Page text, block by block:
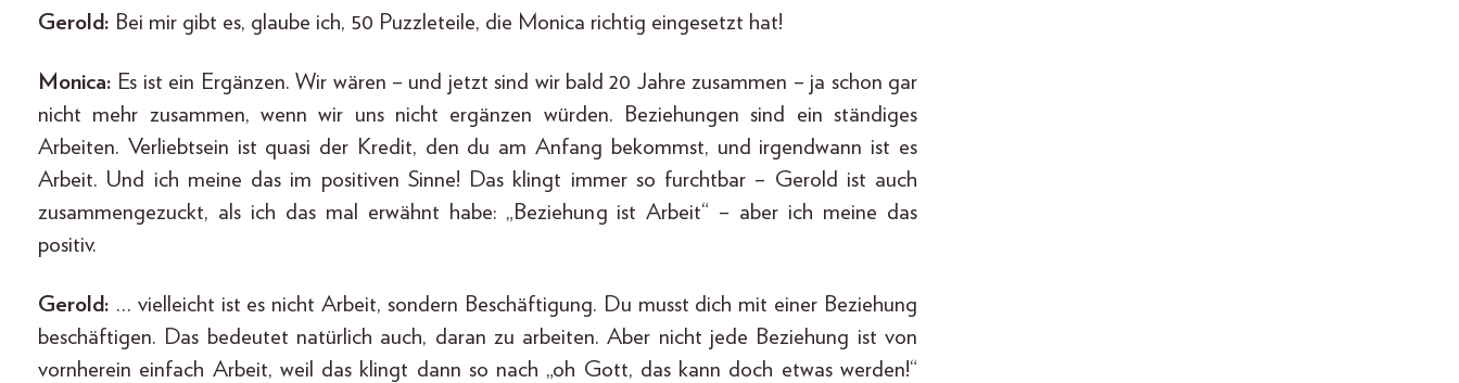
Gerold: Bei mir gibt es, glaube ich, 50 Puzzleteile, die Monica richtig eingesetzt hat!
Monica: Es ist ein Ergänzen. Wir wären – und jetzt sind wir bald 20 Jahre zusammen – ja schon gar
nicht mehr zusammen, wenn wir uns nicht ergänzen würden. Beziehungen sind ein ständiges
Arbeiten. Verliebtsein ist quasi der Kredit, den du am Anfang bekommst, und irgendwann ist es
Arbeit. Und ich meine das im positiven Sinne! Das klingt immer so furchtbar – Gerold ist auch
zusammengezuckt, als ich das mal erwähnt habe: „Beziehung ist Arbeit“ – aber ich meine das
positiv.
Gerold: … vielleicht ist es nicht Arbeit, sondern Beschäftigung. Du musst dich mit einer Beziehung
beschäftigen. Das bedeutet natürlich auch, daran zu arbeiten. Aber nicht jede Beziehung ist von
vornherein einfach Arbeit, weil das klingt dann so nach „oh Gott, das kann doch etwas werden!“